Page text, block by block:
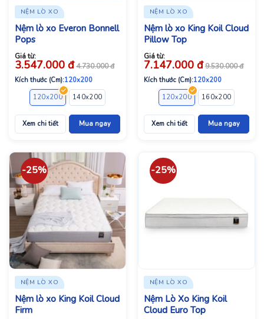
NỆM LÒ XO
Nệm lò xo Everon Bonnell
Pops
Giá từ:
3.547.000 đ 4.730.000đ
Kích thước (Cm):120x200
120x200
140x200 180x200
Xem chi tiết Mua ngay
NỆM LÒ XO
Nệm lò xo King Koil Cloud
Pillow Top
Giá từ:
7.147.000 đ 9.530.000đ
Kích thước (Cm):120x200
120x200
160x200
Xem chi tiết Mua ngay
-25%
NỆM LÒ XO
Nệm lò xo King Koil Cloud
Firm
-25%
NỆM LÒ XO
Nệm Lò Xo King Koil
Cloud Euro Top